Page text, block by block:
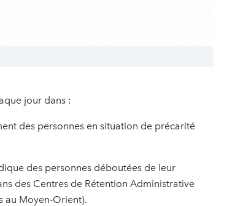
jour dans :
des personnes en situation de précarité
des personnes déboutées de leur
des Centres de Rétention Administrative
au Moyen-Orient).